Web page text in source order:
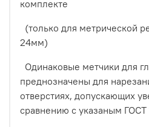
комплекте
(только для метрической
24мм)
Одинаковые метчики для
преднозначены для
отверстиях, допускающих
сравнению с указаным